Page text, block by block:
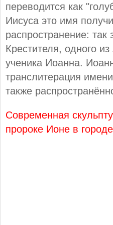
переводится как
Иисуса это имя
распространение: так
Крестителя, одного
ученика Иоанна.
транслитерация
также
Современная
пророке Ионе в